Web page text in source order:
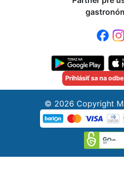
Prihlásiť sa na
© 2026 Copyright